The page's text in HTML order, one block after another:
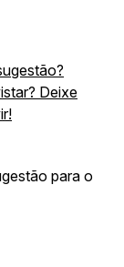
Deixe
para o